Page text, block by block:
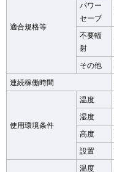
適合規格等
パワー
セーブ
不要輻
射
その他
連続稼働時間
使用環境条件
温度
湿度
高度
設置
温度